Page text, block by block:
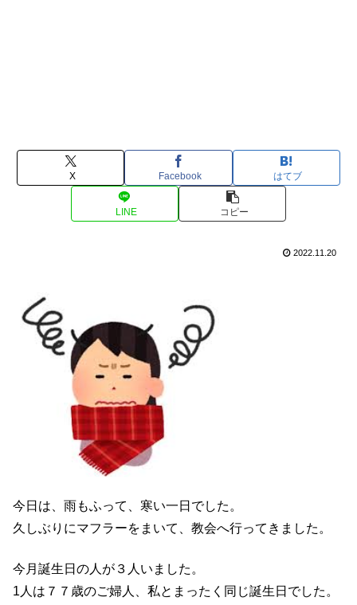
X Facebook はてブ
LINE コピー
2022.11.20
今日は、雨もふって、寒い一日でした。
久しぶりにマフラーをまいて、教会へ行ってきました。
今月誕生日の人が３人いました。
1人は７７歳のご婦人、私とまったく同じ誕生日でした。